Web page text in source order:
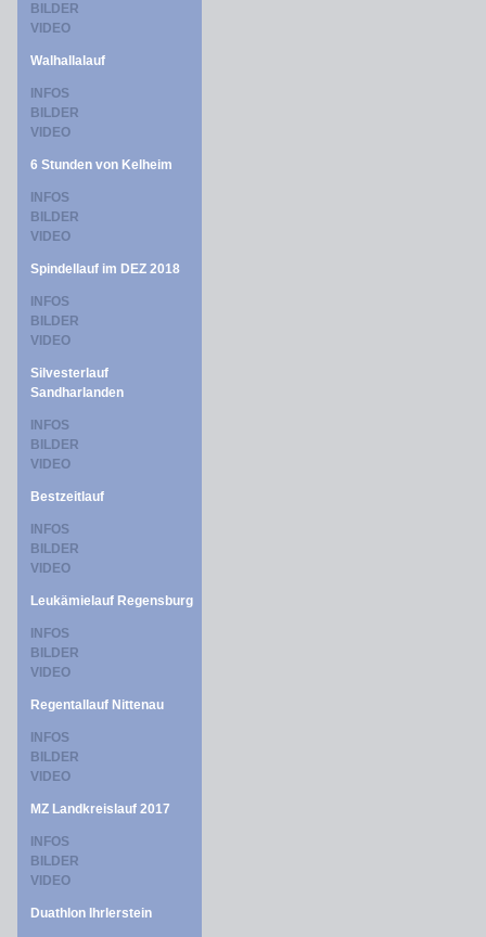
BILDER
VIDEO
Walhallalauf
INFOS
BILDER
VIDEO
6 Stunden von Kelheim
INFOS
BILDER
VIDEO
Spindellauf im DEZ 2018
INFOS
BILDER
VIDEO
Silvesterlauf
Sandharlanden
INFOS
BILDER
VIDEO
Bestzeitlauf
INFOS
BILDER
VIDEO
Leukämielauf Regensburg
INFOS
BILDER
VIDEO
Regentallauf Nittenau
INFOS
BILDER
VIDEO
MZ Landkreislauf 2017
INFOS
BILDER
VIDEO
Duathlon Ihrlerstein